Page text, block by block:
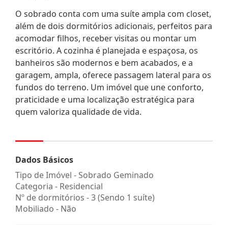
O sobrado conta com uma suíte ampla com closet,
além de dois dormitórios adicionais, perfeitos para
acomodar filhos, receber visitas ou montar um
escritório. A cozinha é planejada e espaçosa, os
banheiros são modernos e bem acabados, e a
garagem, ampla, oferece passagem lateral para os
fundos do terreno. Um imóvel que une conforto,
praticidade e uma localização estratégica para
quem valoriza qualidade de vida.
Dados Básicos
Tipo de Imóvel - Sobrado Geminado
Categoria - Residencial
Nº de dormitórios - 3 (Sendo 1 suíte)
Mobiliado - Não